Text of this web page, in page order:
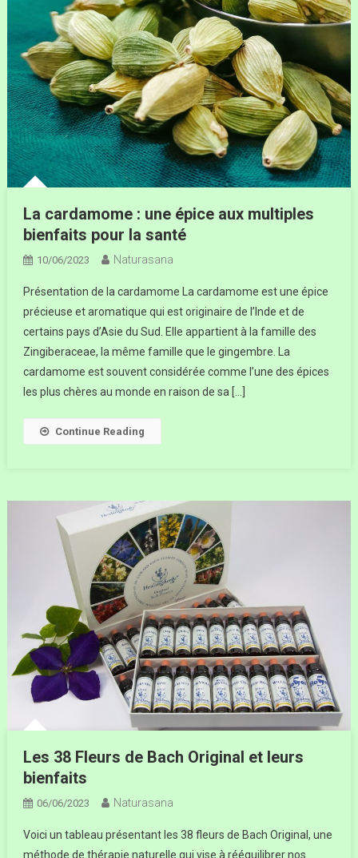
La cardamome : une épice aux multiples
bienfaits pour la santé
10/06/2023 Naturasana
Présentation de la cardamome La cardamome est une épice
précieuse et aromatique qui est originaire de l’Inde et de
certains pays d’Asie du Sud. Elle appartient à la famille des
Zingiberaceae, la même famille que le gingembre. La
cardamome est souvent considérée comme l’une des épices
les plus chères au monde en raison de sa […]
Continue Reading
Les 38 Fleurs de Bach Original et leurs
bienfaits
06/06/2023 Naturasana
Voici un tableau présentant les 38 fleurs de Bach Original, une
méthode de thérapie naturelle qui vise à rééquilibrer nos